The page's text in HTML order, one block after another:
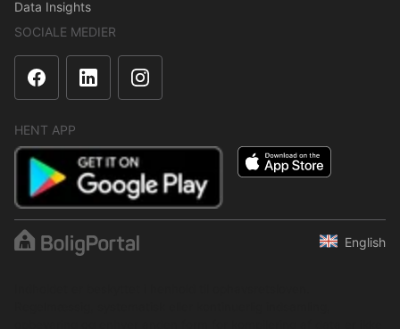
Data Insights
SOCIALE MEDIER
HENT APP
English